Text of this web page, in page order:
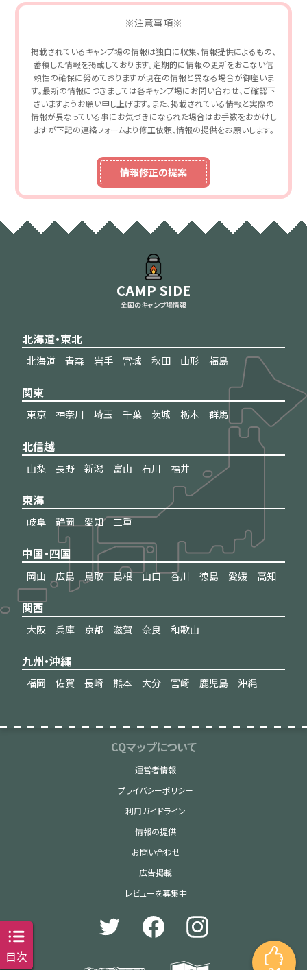
※注意事項※
掲載されているキャンプ場の情報は独自に収集、情報提供によるもの、
蓄積した情報を掲載しております。定期的に情報の更新をおこない信
頼性の確保に努めておりますが現在の情報と異なる場合が御座いま
す。最新の情報につきましては各キャンプ場にお問い合わせ、ご確認下
さいますようお願い申し上げます。また、掲載されている情報と実際の
情報が異なっている事にお気づきになられた場合はお手数をおかけし
ますが下記の連絡フォームより修正依頼、情報の提供をお願いします。
情報修正の提案
CAMP SIDE
全国のキャンプ場情報
北海道・東北
北海道 青森 岩手 宮城 秋田 山形 福島
関東
東京 神奈川 埼玉 千葉 茨城 栃木 群馬
北信越
山梨 長野 新潟 富山 石川 福井
東海
岐阜 静岡 愛知 三重
中国・四国
岡山 広島 鳥取 島根 山口 香川 徳島 愛媛 高知
関西
大阪 兵庫 京都 滋賀 奈良 和歌山
九州・沖縄
福岡 佐賀 長崎 熊本 大分 宮崎 鹿児島 沖縄
CQマップについて
運営者情報
プライバシーポリシー
利用ガイドライン
情報の提供
お問い合わせ
広告掲載
レビューを募集中
目次